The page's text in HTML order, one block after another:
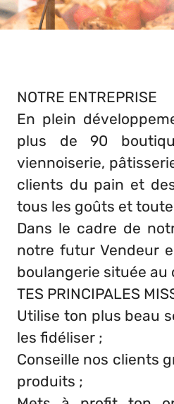
NOTRE ENTREPRISE
En plein
plus de 90
viennoiserie,
clients du pain et
tous les goûts et
Dans le cadre de
notre futur Vendeur
boulangerie située au
TES PRINCIPALES
Utilise ton plus beau
les fidéliser ;
Conseille nos clients
produits ;